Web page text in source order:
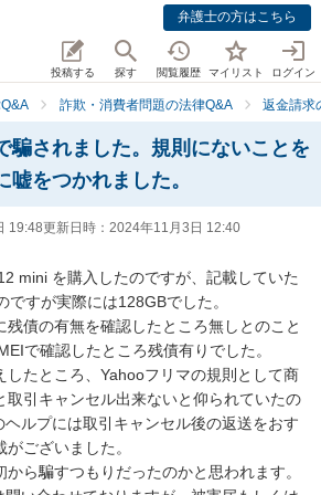
弁護士の方はこちら
投稿する 探す 閲覧履歴 マイリスト ログイン
詐欺・消費者問題の法律Q&A 返金請求
騙されました。規則にないことを
嘘をつかれました。
19:48更新日時： 2024年11月3日 12:40
mini を購入したのですが、記載していた
すが実際には128GBでした。
残債の有無を確認したところ無しとのこと
で確認したところ残債有りでした。
したところ、Yahooフリマの規則として商
取引キャンセル出来ないと仰られていたの
ルプには取引キャンセル後の返送をおす
ございました。
ら騙すつもりだったのかと思われます。